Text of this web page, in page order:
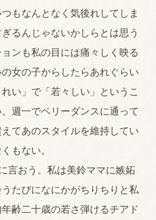
もなんとなく気後れしてしま
るんじゃないかしらとは思う
ンも私の目には痛々しく映る
女の子からしたらあれぐらい
い」で「若々しい」というこ
週一でベリーダンスに通って
てあのスタイルを維持してい
もない。
おう。私は美鈴ママに嫉妬
たびになにかがちりちりと私
齢二十歳の若さ弾けるチアド